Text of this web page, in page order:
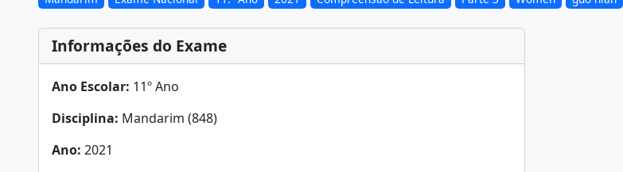
Informações do Exame
Ano Escolar: 11º Ano
Disciplina: Mandarim (848)
Ano: 2021